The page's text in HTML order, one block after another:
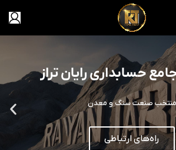
جامع حسابداری رایان تراز
منتخب صنعت سنگ و معدن
راه‌های ارتباطی